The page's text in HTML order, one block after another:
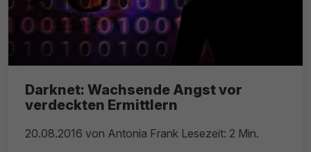
Darknet: Wachsende Angst vor
verdeckten Ermittlern
20.08.2016 von Antonia Frank Lesezeit: 2 Min.